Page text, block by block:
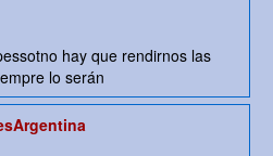
hay que rendirnos las
lo serán